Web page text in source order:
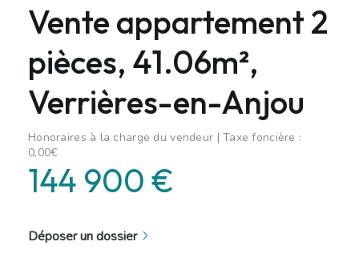
Vente appartement 2
pièces, 41.06m²,
Verrières-en-Anjou
Honoraires à la charge du vendeur | Taxe foncière :
0,00€
144 900 €
Déposer un dossier